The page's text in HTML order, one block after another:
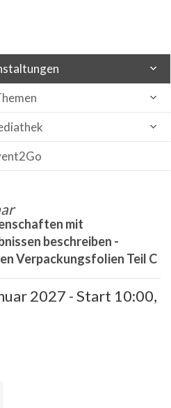
mit
beschreiben -
Verpackungsfolien Teil C
2027 - Start 10:00,